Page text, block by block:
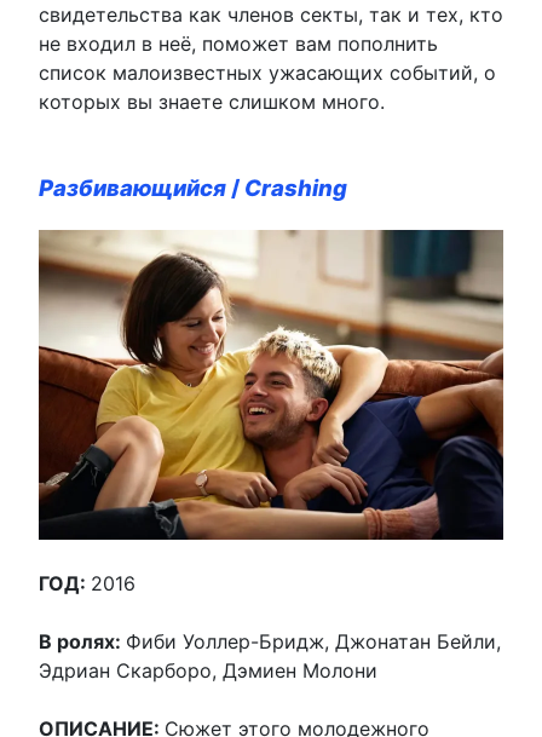
свидетельства как членов секты, так и тех, кто
не входил в неё, поможет вам пополнить
список малоизвестных ужасающих событий, о
которых вы знаете слишком много.
Разбивающийся / Crashing
ГОД: 2016
В ролях: Фиби Уоллер-Бридж, Джонатан Бейли,
Эдриан Скарборо, Дэмиен Молони
ОПИСАНИЕ: Сюжет этого молодежного